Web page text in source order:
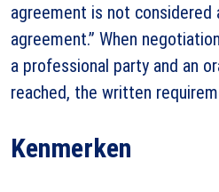
agreement is not considered
agreement.” When
a professional party and an
reached, the written
Kenmerken